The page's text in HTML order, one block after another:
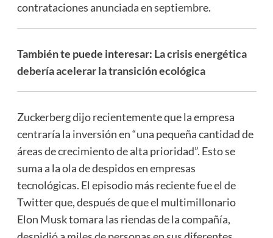
contrataciones anunciada en septiembre.
También te puede interesar: La crisis energética
debería acelerar la transición ecológica
Zuckerberg dijo recientemente que la empresa
centraría la inversión en “una pequeña cantidad de
áreas de crecimiento de alta prioridad”. Esto se
suma a la ola de despidos en empresas
tecnológicas. El episodio más reciente fue el de
Twitter que, después de que el multimillonario
Elon Musk tomara las riendas de la compañía,